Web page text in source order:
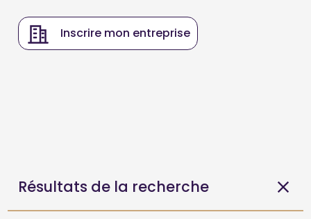
Inscrire mon entreprise
Résultats de la recherche